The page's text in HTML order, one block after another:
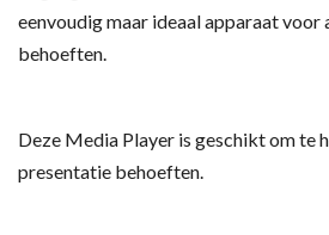
eenvoudig maar ideaal apparaat voor
behoeften.
Deze Media Player is geschikt om te
presentatie behoeften.